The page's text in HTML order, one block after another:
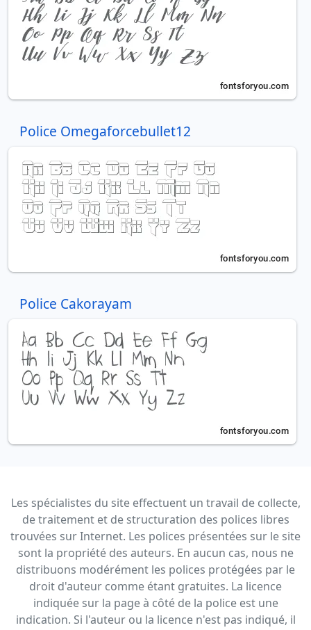
Police Omegaforcebullet12
Police Cakorayam
Les spécialistes du site effectuent un travail de collecte,
de traitement et de structuration des polices libres
trouvées sur Internet. Les polices présentées sur le site
sont la propriété des auteurs. En aucun cas, nous ne
distribuons modérément les polices protégées par le
droit d'auteur comme étant gratuites. La licence
indiquée sur la page à côté de la police est une
indication. Si l'auteur ou la licence n'est pas indiqué, il